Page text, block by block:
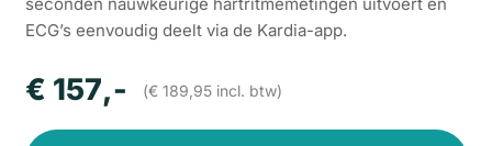
ECG’s eenvoudig deelt via de Kardia-app.
€ 157,- (€189,95incl. btw)